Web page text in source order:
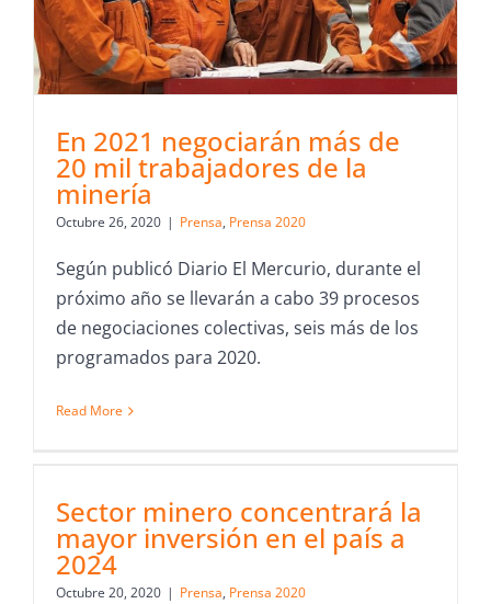
En 2021 negociarán más de
20 mil trabajadores de la
minería
Octubre 26, 2020 | Prensa, Prensa 2020
Según publicó Diario El Mercurio, durante el
próximo año se llevarán a cabo 39 procesos
de negociaciones colectivas, seis más de los
programados para 2020.
Read More
Sector minero concentrará la
mayor inversión en el país a
2024
Octubre 20, 2020 | Prensa, Prensa 2020